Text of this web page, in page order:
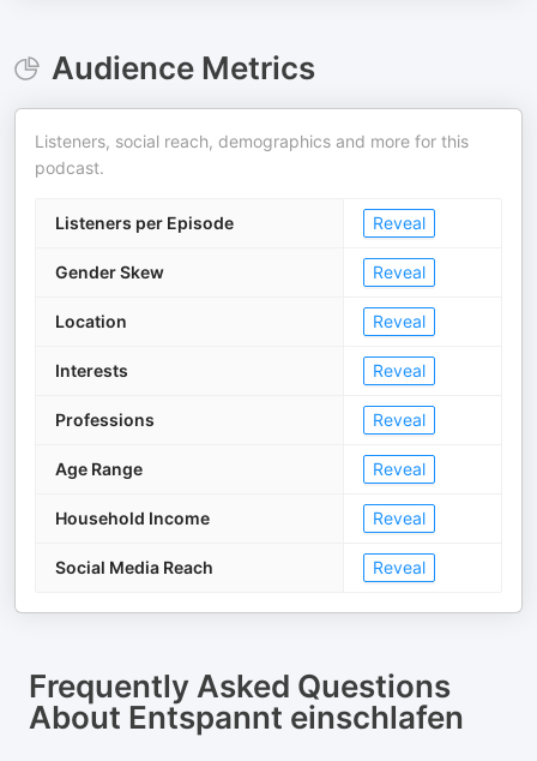
Audience Metrics
Listeners, social reach, demographics and more for this
podcast.
Listeners per Episode Reveal
Gender Skew Reveal
Location Reveal
Interests Reveal
Professions Reveal
Age Range Reveal
Household Income Reveal
Social Media Reach Reveal
Frequently Asked Questions
About Entspannt einschlafen